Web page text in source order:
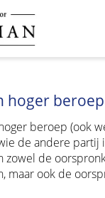
hoger beroep
beroep (ook
de andere partij
zowel de
maar ook de